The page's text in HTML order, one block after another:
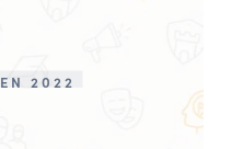
EN 2022